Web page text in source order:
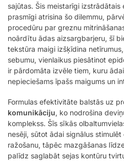
sajūtas. Šis meistarīgi
prasmīgi atrisina šo dilemmu,
procedūru par greznu
noārdītu ādas aizsargbarjeru, šī
tekstūra maigi izšķīdina
sebumu, vienlaikus piesātinot
ir pārdomāta izvēle tiem, kuru
nepieciešams īpašs maigums un
Formulas efektivitāte balstās uz
komunikāciju, ko nodrošina
komplekss. Šīs sīkās
nesēji, sūtot ādai signālus
ražošanu, tāpēc mazgāšanas
palīdz saglabāt sejas kontūru